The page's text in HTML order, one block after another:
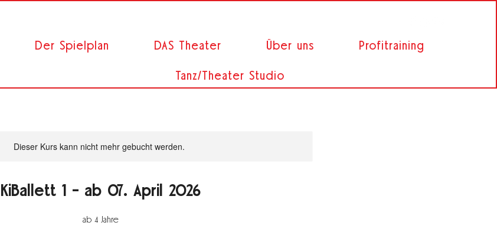
Der Spielplan DAS Theater Über uns Profitraining
Tanz/Theater Studio
Dieser Kurs kann nicht mehr gebucht werden.
KiBallett 1 - ab 07. April 2026
ab 4 Jahre